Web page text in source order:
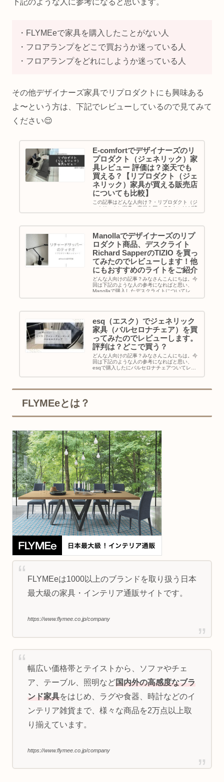
下記のような人に参考になると思います。
・FLYMEeで家具を購入したことがない人
・フロアランプをどこで買おうか迷っている人
・フロアランプをどれにしようか迷っている人
その他デザイナーズ家具でリプロダクトにも興味ある
よ〜という方は、下記でレビューしているので見てみて
ください😌
E-comfortでデザイナーズのリ
プロダクト（ジェネリック）家
具レビュー 評価は？楽天でも
買える？【リプロダクト（ジェ
ネリック）家具が買える販売店
についても比較】
この記事はどんな人向け？・リプロダクト（ジ
ェネリック）家具・商品を買ってみたいけど躊
躇している人・E-comfortで家具・商品を買っ
に行ける範囲にお住まいじゃない人・楽天でも
買えるかわから...
Manollaでデザイナーズのリプ
ロダクト商品、デスクライト
Richard SapperのTIZIO を買っ
てみたのでレビューします！他
にもおすすめのライトをご紹介
どんな人向けの記事？みなさんこんにちは。今
回は下記のような人の参考になればと思い、
Manollaで購入したデスクライトについてレビ
ューしてみようと思います。・Manollaで商品
esq（エスク）でジェネリック
家具（バルセロナチェア）を買
ってみたのでレビューします。
評判は？どこで買う？
どんな人向けの記事？みなさんこんにちは。今
回は下記のような人の参考になればと思い、
esqで購入したにバルセロナチェアついてレビ
FLYMEeとは？
FLYMEeは1000以上のブランドを取り扱う日本
最大級の家具・インテリア通販サイトです。
https://www.flymee.co.jp/company
幅広い価格帯とテイストから、ソファやチェ
ア、テーブル、照明など国内外の高感度なブラ
ンド家具をはじめ、ラグや食器、時計などのイ
ンテリア雑貨まで、様々な商品を2万点以上取
り揃えています。
https://www.flymee.co.jp/company